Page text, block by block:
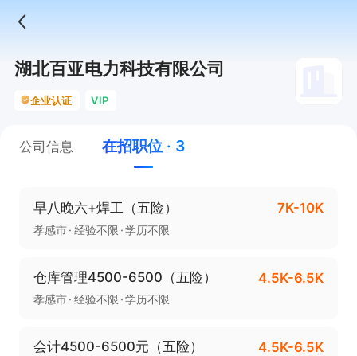
湖北百亚电力科技有限公司
企业认证 VIP
公司信息 在招职位 · 3
早八晚六+焊工（五险） 7K-10K
孝感市 经验不限 学历不限
仓库管理4500-6500（五险） 4.5K-6.5K
孝感市 经验不限 学历不限
会计4500-6500元（五险） 4.5K-6.5K